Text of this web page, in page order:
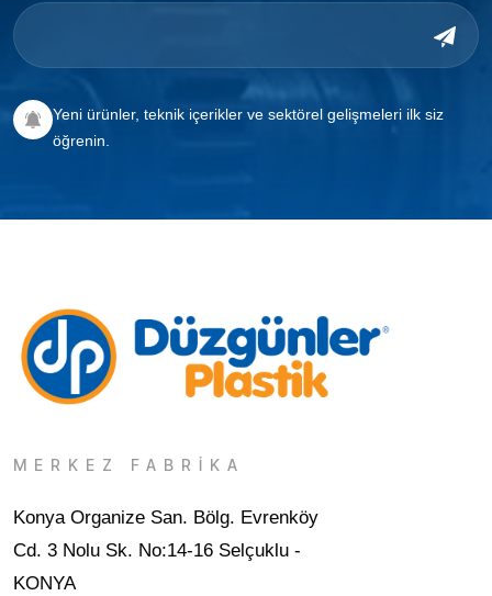
Yeni ürünler, teknik içerikler ve sektörel gelişmeleri ilk siz
öğrenin.
MERKEZ FABRİKA
Konya Organize San. Bölg. Evrenköy
Cd. 3 Nolu Sk. No:14-16 Selçuklu -
KONYA